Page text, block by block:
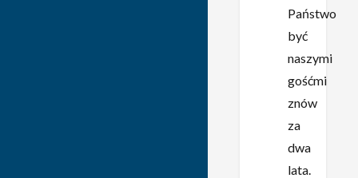
Państwo
być
naszymi
gośćmi
znów
za
dwa
lata.